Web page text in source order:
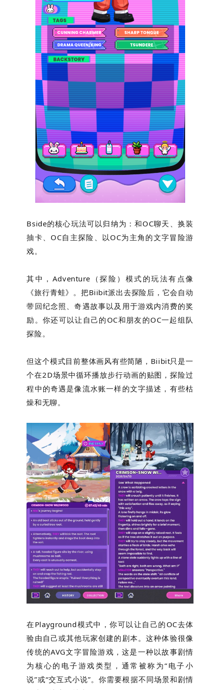
Bside的核心玩法可以归纳为：和OC聊天、换装
抽卡、OC自主探险、以OC为主角的文字冒险游
戏。
其中， Adventure（探险）模式的玩法有点像
《旅行青蛙》。 把Biibit派出去探险后，它会自动
带回纪念照、奇遇故事以及用于游戏内消费的奖
励。你还可以让自己的OC和朋友的OC一起组队
探险。
但这个模式目前整体画风有些简陋，Biibit只是一
个在2D场景中循环播放步行动画的贴图，探险过
程中的奇遇是像流水账一样的文字描述，有些枯
燥和无聊。
在Playground模式中，你可以让自己的OC去体
验由自己或其他玩家创建的剧本。这种体验很像
传统的AVG文字冒险游戏，这是一种以故事剧情
为核心的电子游戏类型，通常被称为“电子小
说”或“交互式小说”。你需要根据不同场景和剧情